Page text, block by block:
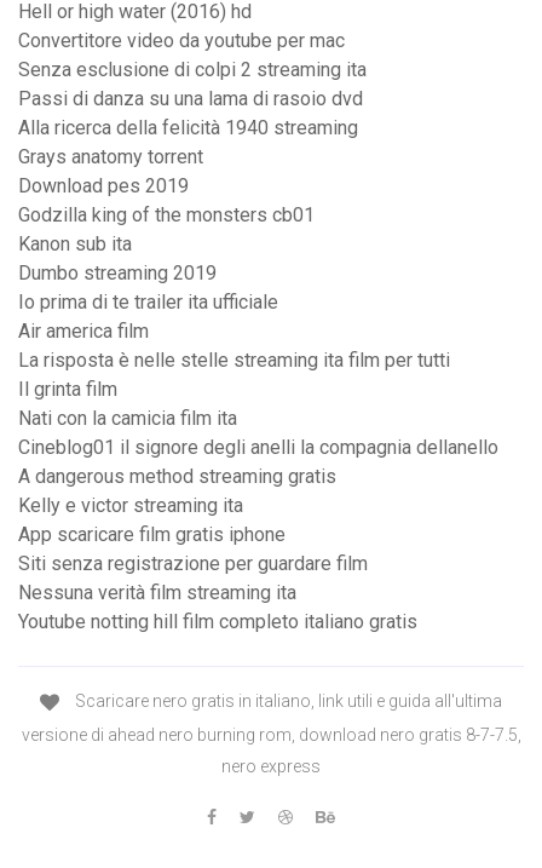
Hell or high water (2016) hd
Convertitore video da youtube per mac
Senza esclusione di colpi 2 streaming ita
Passi di danza su una lama di rasoio dvd
Alla ricerca della felicità 1940 streaming
Grays anatomy torrent
Download pes 2019
Godzilla king of the monsters cb01
Kanon sub ita
Dumbo streaming 2019
Io prima di te trailer ita ufficiale
Air america film
La risposta è nelle stelle streaming ita film per tutti
Il grinta film
Nati con la camicia film ita
Cineblog01 il signore degli anelli la compagnia dellanello
A dangerous method streaming gratis
Kelly e victor streaming ita
App scaricare film gratis iphone
Siti senza registrazione per guardare film
Nessuna verità film streaming ita
Youtube notting hill film completo italiano gratis
Scaricare nero gratis in italiano, link utili e guida all'ultima
versione di ahead nero burning rom, download nero gratis 8-7-7.5,
nero express